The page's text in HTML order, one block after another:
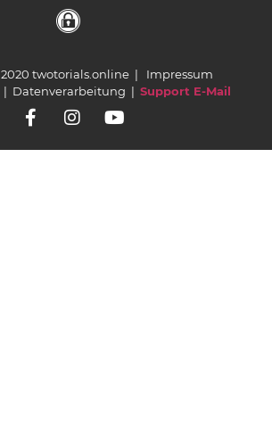
2020 twotorials.online | Impressum
| Datenverarbeitung | Support E-Mail